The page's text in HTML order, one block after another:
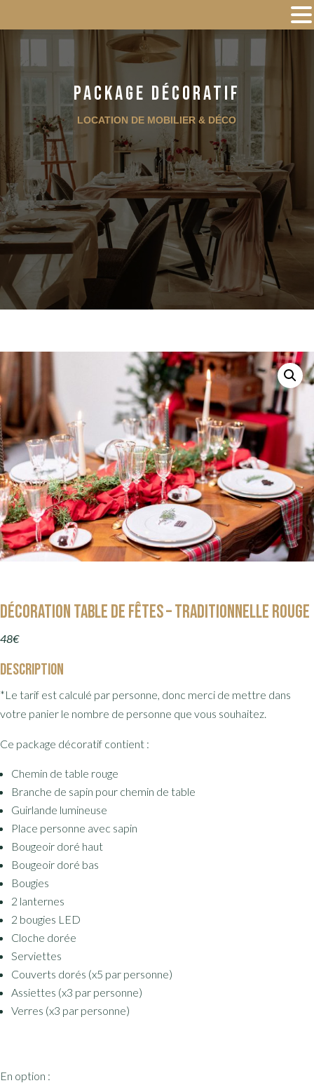
Package décoratif
LOCATION DE MOBILIER & DÉCO
Décoration table de fêtes – Traditionnelle rouge
48€
Description
*Le tarif est calculé par personne, donc merci de mettre dans
votre panier le nombre de personne que vous souhaitez.
Ce package décoratif contient :
Chemin de table rouge
Branche de sapin pour chemin de table
Guirlande lumineuse
Place personne avec sapin
Bougeoir doré haut
Bougeoir doré bas
Bougies
2 lanternes
2 bougies LED
Cloche dorée
Serviettes
Couverts dorés (x5 par personne)
Assiettes (x3 par personne)
Verres (x3 par personne)
En option :